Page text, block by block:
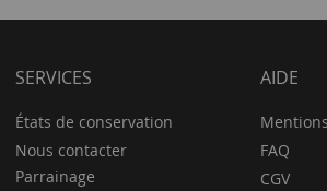
SERVICES
États de conservation
Nous contacter
Parrainage
AIDE
FAQ
CGV